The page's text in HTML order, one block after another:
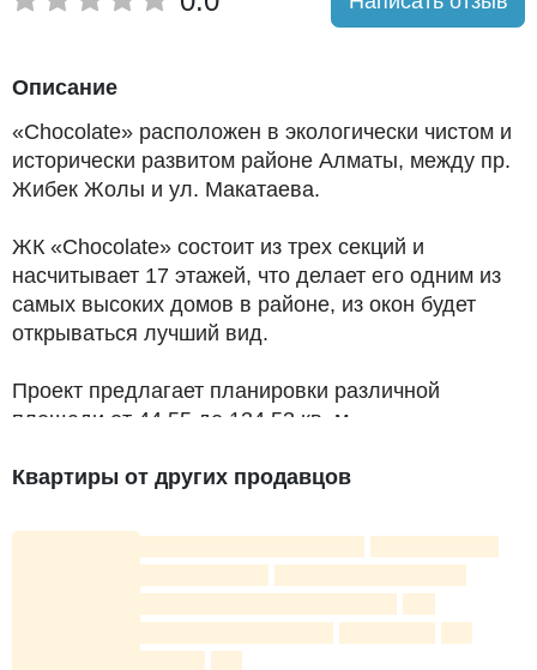
Описание
«Chocolate» расположен в экологически чистом и
исторически развитом районе Алматы, между пр.
Жибек Жолы и ул. Макатаева.
ЖК «Chocolate» состоит из трех секций и
насчитывает 17 этажей, что делает его одним из
самых высоких домов в районе, из окон будет
открываться лучший вид.
Проект предлагает планировки различной
площади от 44.55 до 134.53 кв. м.
Внутренняя территория ЖК Chocolate детально
закрытый двор;
круглосуточное видеонаблюдение;
Квартиры от других продавцов